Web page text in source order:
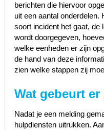
berichten die hiervoor
uit een aantal
soort incident het gaat, de
wordt doorgegeven,
welke eenheden er zijn
de hand van deze
zien welke stappen zij
Wat gebeurt
Nadat je een melding
hulpdiensten uitrukken.